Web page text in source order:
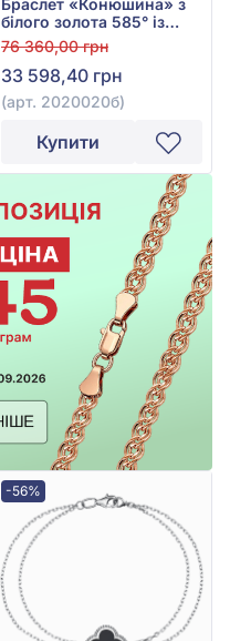
Браслет «Конюшина» з
білого золота 585° із
Зеленим Малахітом, арт.
2020020б
76 360,00 грн
33 598,40 грн
(арт. 2020020б)
Купити
-56%